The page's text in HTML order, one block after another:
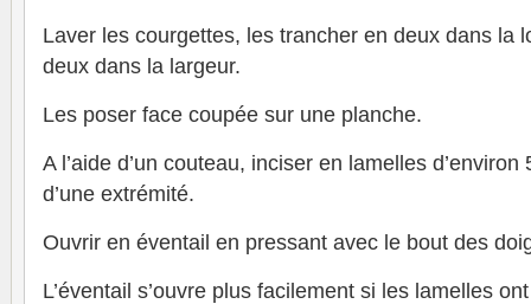
Laver les courgettes, les trancher en deux dans la
deux dans la largeur.
Les poser face coupée sur une planche.
A l’aide d’un couteau, inciser en lamelles
d’une extrémité.
Ouvrir en éventail en pressant avec le bout des
L’éventail s’ouvre plus facilement si les lamelles